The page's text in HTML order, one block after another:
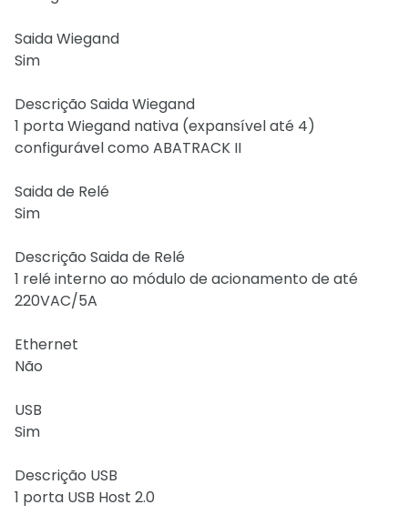
Saida Wiegand
Sim
Descrição Saida Wiegand
1 porta Wiegand nativa (expansível até 4)
configurável como ABATRACK II
Saida de Relé
Sim
Descrição Saida de Relé
1 relé interno ao módulo de acionamento de até
220VAC/5A
Ethernet
Não
USB
Sim
Descrição USB
1 porta USB Host 2.0